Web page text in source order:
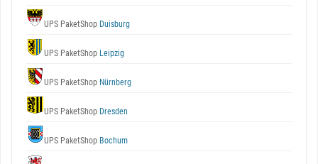
UPS PaketShop Duisburg
UPS PaketShop Leipzig
UPS PaketShop Nürnberg
UPS PaketShop Dresden
UPS PaketShop Bochum